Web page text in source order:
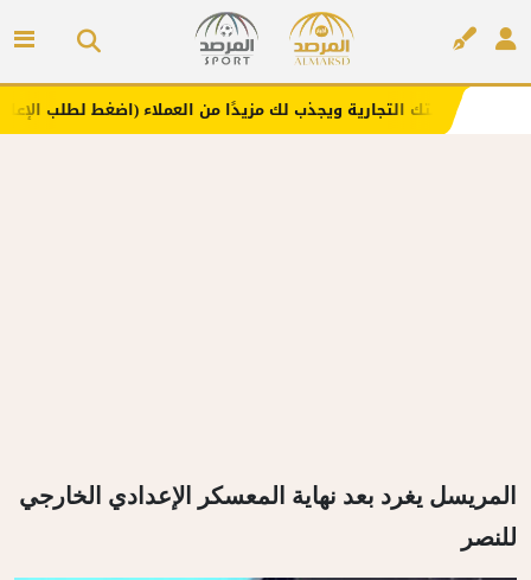
التجارية ويجذب لك مزيدًا من العملاء (اضغط لطلب الإعلان)
المريسل يغرد بعد نهاية المعسكر الإعدادي الخارجي
للنصر